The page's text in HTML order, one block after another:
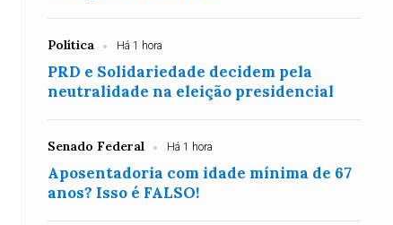
Política Há 1 hora
PRD e Solidariedade decidem pela
neutralidade na eleição presidencial
Senado Federal Há 1 hora
Aposentadoria com idade mínima de 67
anos? Isso é FALSO!